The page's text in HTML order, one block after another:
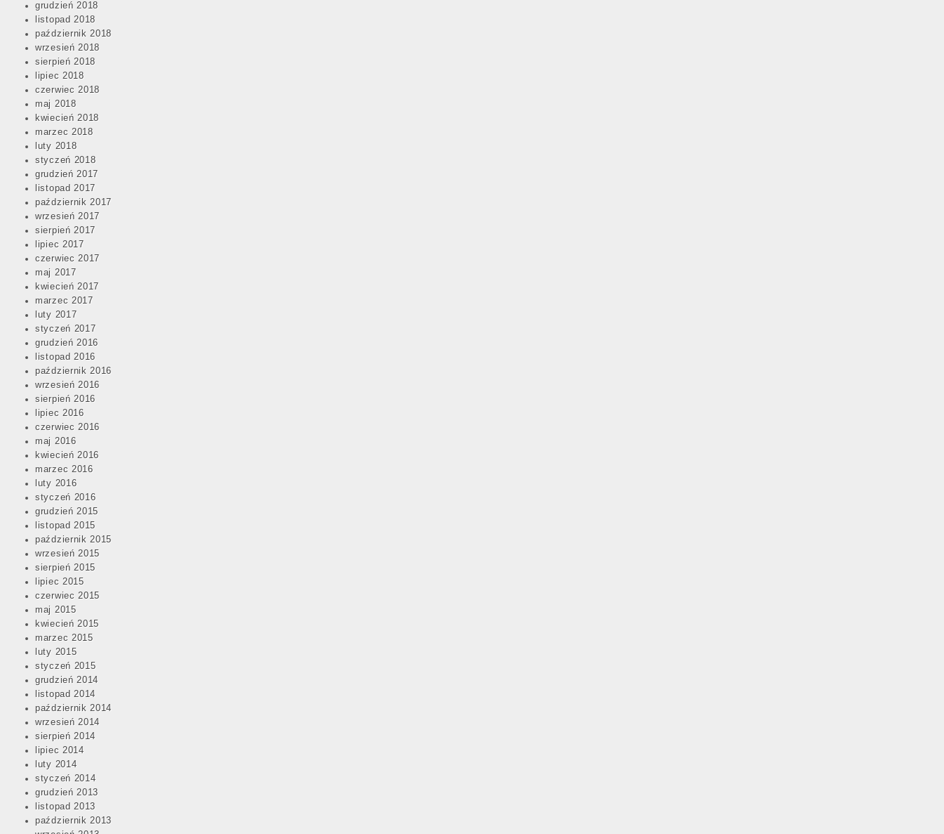
grudzień 2018
listopad 2018
październik 2018
wrzesień 2018
sierpień 2018
lipiec 2018
czerwiec 2018
maj 2018
kwiecień 2018
marzec 2018
luty 2018
styczeń 2018
grudzień 2017
listopad 2017
październik 2017
wrzesień 2017
sierpień 2017
lipiec 2017
czerwiec 2017
maj 2017
kwiecień 2017
marzec 2017
luty 2017
styczeń 2017
grudzień 2016
listopad 2016
październik 2016
wrzesień 2016
sierpień 2016
lipiec 2016
czerwiec 2016
maj 2016
kwiecień 2016
marzec 2016
luty 2016
styczeń 2016
grudzień 2015
listopad 2015
październik 2015
wrzesień 2015
sierpień 2015
lipiec 2015
czerwiec 2015
maj 2015
kwiecień 2015
marzec 2015
luty 2015
styczeń 2015
grudzień 2014
listopad 2014
październik 2014
wrzesień 2014
sierpień 2014
lipiec 2014
luty 2014
styczeń 2014
grudzień 2013
listopad 2013
październik 2013